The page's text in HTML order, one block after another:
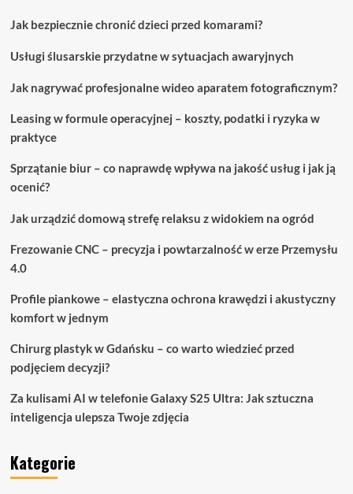
Jak bezpiecznie chronić dzieci przed komarami?
Usługi ślusarskie przydatne w sytuacjach awaryjnych
Jak nagrywać profesjonalne wideo aparatem fotograficznym?
Leasing w formule operacyjnej – koszty, podatki i ryzyka w
praktyce
Sprzątanie biur – co naprawdę wpływa na jakość usług i jak ją
ocenić?
Jak urządzić domową strefę relaksu z widokiem na ogród
Frezowanie CNC – precyzja i powtarzalność w erze Przemysłu
4.0
Profile piankowe – elastyczna ochrona krawędzi i akustyczny
komfort w jednym
Chirurg plastyk w Gdańsku – co warto wiedzieć przed
podjęciem decyzji?
Za kulisami AI w telefonie Galaxy S25 Ultra: Jak sztuczna
inteligencja ulepsza Twoje zdjęcia
Kategorie